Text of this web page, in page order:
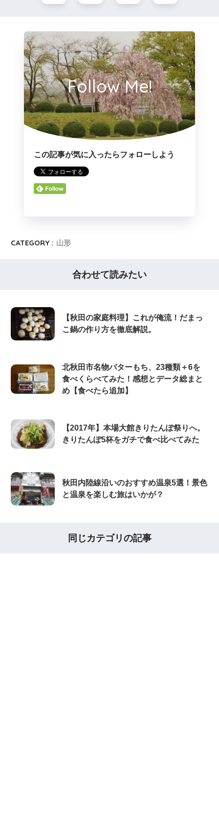
Follow Me!
この記事が気に入ったらフォローしよう
CATEGORY : 山形
合わせて読みたい
【秋田の家庭料理】これが俺流！だまっ
こ鍋の作り方を徹底解説。
北秋田市名物バターもち、23種類＋6を
食べくらべてみた！感想とデータ総まと
め【食べたら追加】
【2017年】本場大館きりたんぽ祭りへ。
きりたんぽ5杯をガチで食べ比べてみた
秋田内陸線沿いのおすすめ温泉5選！景色
と温泉を楽しむ旅はいかが？
同じカテゴリの記事